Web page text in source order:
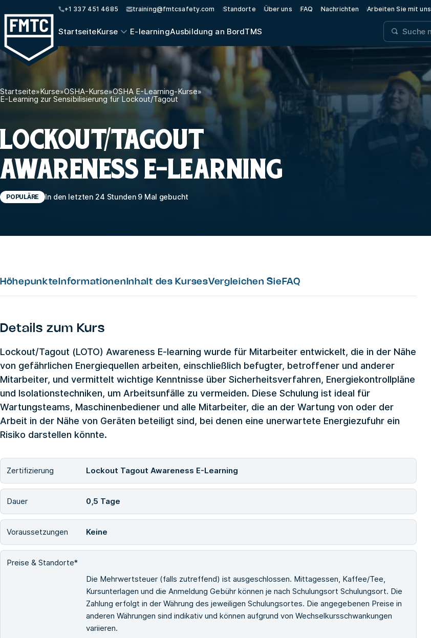
+1 337 451 4685 training@fmtcsafety.com Standorte Über uns FAQ Nachrichten Arbeiten Sie mit uns
StartseiteKurse E-learningAusbildung an BordTMS
Startseite»Kurse»OSHA-Kurse»OSHA E-Learning-Kurse»
E-Learning zur Sensibilisierung für Lockout/Tagout
LOCKOUT/TAGOUT
AWARENESS E-LEARNING
POPULÄRE In den letzten 24 Stunden 9 Mal gebucht
Höhepunkte Informationen Inhalt des KursesVergleichen Sie FAQ
Details zum Kurs
Lockout/Tagout (LOTO) Awareness E-learning wurde für Mitarbeiter entwickelt, die in der Nähe
von gefährlichen Energiequellen arbeiten, einschließlich befugter, betroffener und anderer
Mitarbeiter, und vermittelt wichtige Kenntnisse über Sicherheitsverfahren, Energiekontrollpläne
und Isolationstechniken, um Arbeitsunfälle zu vermeiden. Diese Schulung ist ideal für
Wartungsteams, Maschinenbediener und alle Mitarbeiter, die an der Wartung von oder der
Arbeit in der Nähe von Geräten beteiligt sind, bei denen eine unerwartete Energiezufuhr ein
Risiko darstellen könnte.
Zertifizierung Lockout Tagout Awareness E-Learning
Dauer 0,5 Tage
Voraussetzungen Keine
Preise & Standorte*
Die Mehrwertsteuer (falls zutreffend) ist ausgeschlossen. Mittagessen, Kaffee/Tee,
Kursunterlagen und die Anmeldung Gebühr können je nach Schulungsort Schulungsort. Die
Zahlung erfolgt in der Währung des jeweiligen Schulungsortes. Die angegebenen Preise in
anderen Währungen sind indikativ und können aufgrund von Wechselkursschwankungen
variieren.